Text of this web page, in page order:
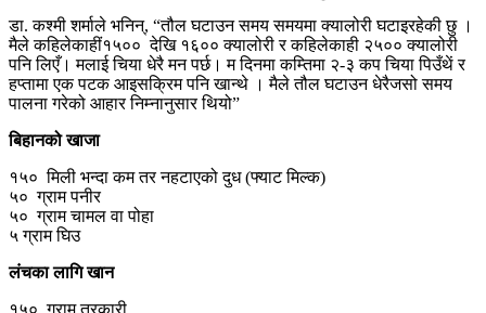
डा. कश्मी शर्माले भनिन्, “तौल घटाउन समय समयमा क्यालोरी घटाइरहेकी छु ।
मैले कहिलेकाहीं१५०० देखि १६०० क्यालोरी र कहिलेकाही २५०० क्यालोरी
पनि लिएँ। मलाई चिया धेरै मन पर्छ। म दिनमा कम्तिमा २-३ कप चिया पिउँथें र
हप्तामा एक पटक आइसक्रिम पनि खान्थे । मैले तौल घटाउन धेरैजसो समय
पालना गरेको आहार निम्नानुसार थियो”
बिहानको खाजा
१५० मिली भन्दा कम तर नहटाएको दुध (फ्याट मिल्क)
५० ग्राम पनीर
५० ग्राम चामल वा पोहा
५ ग्राम घिउ
लंचका लागि खान